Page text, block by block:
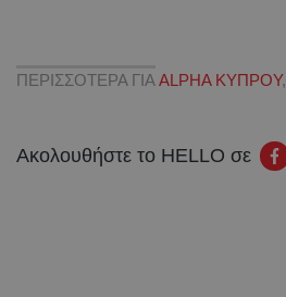
ΠΕΡΙΣΣΟΤΕΡΑ ΓΙΑ ALPHA ΚΥΠΡΟΥ,
Ακολουθήστε το HELLO σε